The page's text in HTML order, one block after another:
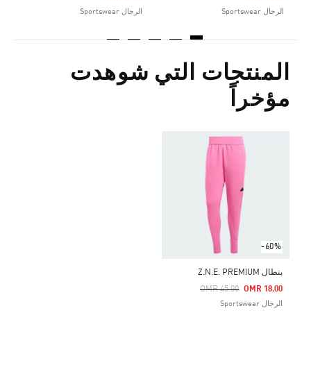
الرجال Sportswear الرجال Sportswear
المنتجات التي شوهدت
مؤخراً
-60%
بنطال Z.N.E. PREMIUM
Price Reduced From
OMR 45.00
To OMR 18.00
الرجال Sportswear